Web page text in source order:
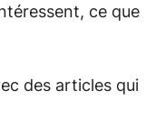
ce que
des articles qui